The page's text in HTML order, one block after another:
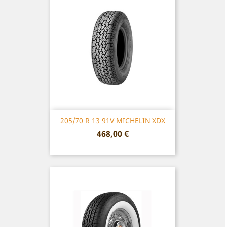
205/70 R 13 91V MICHELIN XDX
Prix
468,00 €